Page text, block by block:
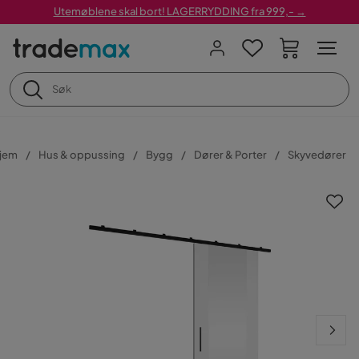
Utemøblene skal bort! LAGERRYDDING fra 999,- →
Hus & oppussing Bygg Dører & Porter Skyvedører